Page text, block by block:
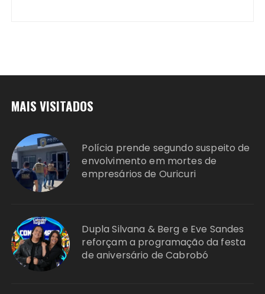
MAIS VISITADOS
Polícia prende segundo suspeito de
envolvimento em mortes de
empresários de Ouricuri
Dupla Silvana & Berg e Eve Sandes
reforçam a programação da festa
de aniversário de Cabrobó